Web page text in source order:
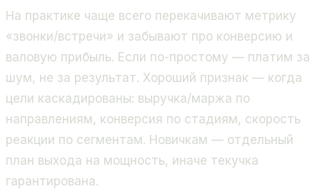
На практике чаще всего перекачивают метрику
«звонки/встречи» и забывают про конверсию и
валовую прибыль. Если по-простому — платим за
шум, не за результат. Хороший признак — когда
цели каскадированы: выручка/маржа по
направлениям, конверсия по стадиям, скорость
реакции по сегментам. Новичкам — отдельный
план выхода на мощность, иначе текучка
гарантирована.